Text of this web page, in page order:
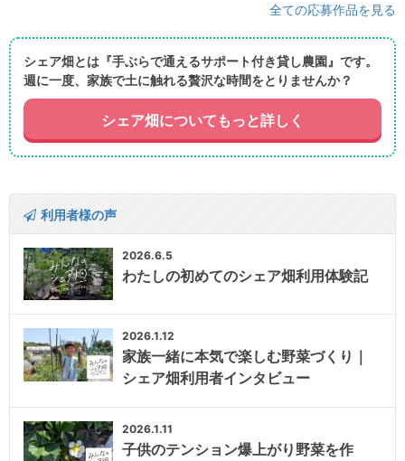
全ての応募作品を見る
シェア畑とは『手ぶらで通えるサポート付き貸し農園』です。
週に一度、家族で土に触れる贅沢な時間をとりませんか？
シェア畑についてもっと詳しく
利用者様の声
2026.6.5
わたしの初めてのシェア畑利用体験記
2026.1.12
家族一緒に本気で楽しむ野菜づくり｜
シェア畑利用者インタビュー
2026.1.11
子供のテンション爆上がり野菜を作